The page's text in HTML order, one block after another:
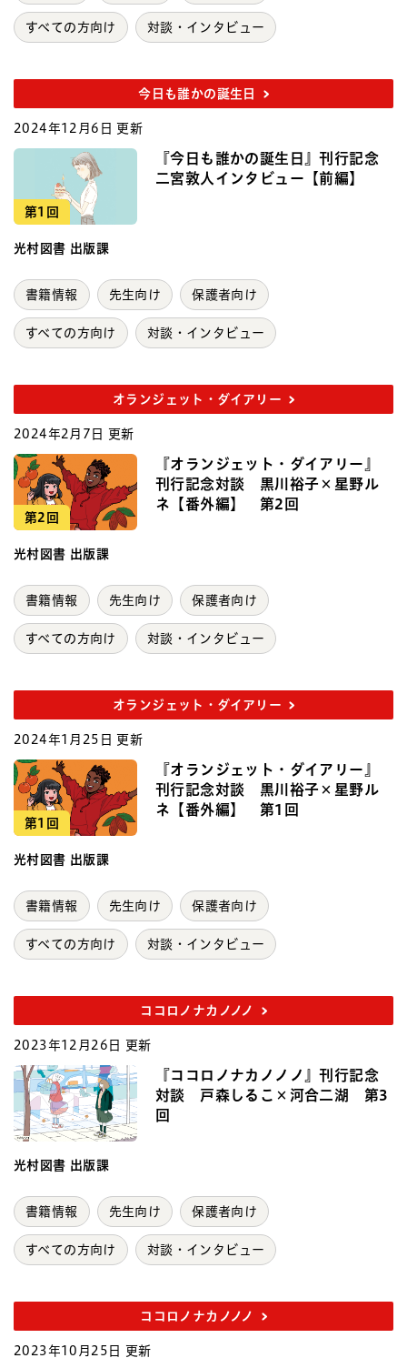
すべての方向け 対談・インタビュー
今日も誰かの誕生日
2024年12月6日 更新
第1回
『今日も誰かの誕生日』刊行記念
二宮敦人インタビュー【前編】
光村図書 出版課
書籍情報 先生向け 保護者向け
すべての方向け 対談・インタビュー
オランジェット・ダイアリー
2024年2月7日 更新
第2回
『オランジェット・ダイアリー』
刊行記念対談 黒川裕子×星野ル
ネ【番外編】 第2回
光村図書 出版課
書籍情報 先生向け 保護者向け
すべての方向け 対談・インタビュー
オランジェット・ダイアリー
2024年1月25日 更新
第1回
『オランジェット・ダイアリー』
刊行記念対談 黒川裕子×星野ル
ネ【番外編】 第1回
光村図書 出版課
書籍情報 先生向け 保護者向け
すべての方向け 対談・インタビュー
ココロノナカノノノ
2023年12月26日 更新
『ココロノナカノノノ』刊行記念
対談 戸森しるこ×河合二湖 第3
回
光村図書 出版課
書籍情報 先生向け 保護者向け
すべての方向け 対談・インタビュー
ココロノナカノノノ
2023年10月25日 更新